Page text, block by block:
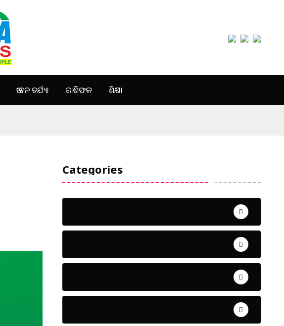
ଜୀବନ ଚର୍ଯ୍ୟା ରାଶିଫଳ ଶିକ୍ଷା
Categories